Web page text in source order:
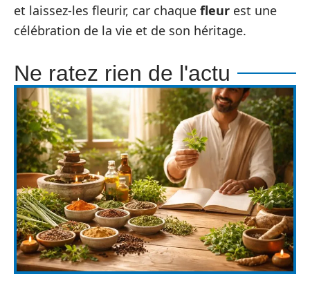
et laissez-les fleurir, car chaque fleur est une
célébration de la vie et de son héritage.
Ne ratez rien de l'actu